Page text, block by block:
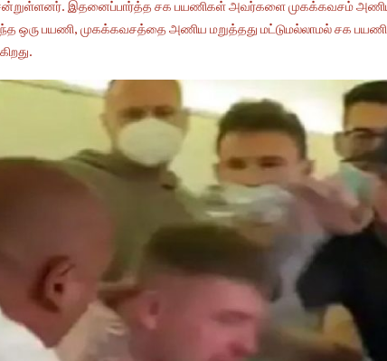
இதனைப்பார்த்த சக பயணிகள் அவர்களை முகக்கவசம்
ஒரு பயணி, முகக்கவசத்தை அணிய மறுத்தது மட்டுமல்லாமல் சக